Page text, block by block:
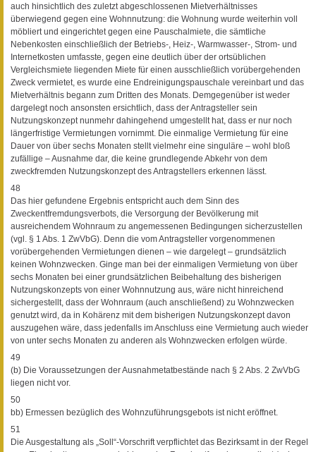
auch hinsichtlich des zuletzt abgeschlossenen Mietverhältnisses
überwiegend gegen eine Wohnnutzung: die Wohnung wurde weiterhin voll
möbliert und eingerichtet gegen eine Pauschalmiete, die sämtliche
Nebenkosten einschließlich der Betriebs-, Heiz-, Warmwasser-, Strom- und
Internetkosten umfasste, gegen eine deutlich über der ortsüblichen
Vergleichsmiete liegenden Miete für einen ausschließlich vorübergehenden
Zweck vermietet, es wurde eine Endreinigungspauschale vereinbart und das
Mietverhältnis begann zum Dritten des Monats. Demgegenüber ist weder
dargelegt noch ansonsten ersichtlich, dass der Antragsteller sein
Nutzungskonzept nunmehr dahingehend umgestellt hat, dass er nur noch
längerfristige Vermietungen vornimmt. Die einmalige Vermietung für eine
Dauer von über sechs Monaten stellt vielmehr eine singuläre – wohl bloß
zufällige – Ausnahme dar, die keine grundlegende Abkehr von dem
zweckfremden Nutzungskonzept des Antragstellers erkennen lässt.
48
Das hier gefundene Ergebnis entspricht auch dem Sinn des
Zweckentfremdungsverbots, die Versorgung der Bevölkerung mit
ausreichendem Wohnraum zu angemessenen Bedingungen sicherzustellen
(vgl. § 1 Abs. 1 ZwVbG). Denn die vom Antragsteller vorgenommenen
vorübergehenden Vermietungen dienen – wie dargelegt – grundsätzlich
keinen Wohnzwecken. Ginge man bei der einmaligen Vermietung von über
sechs Monaten bei einer grundsätzlichen Beibehaltung des bisherigen
Nutzungskonzepts von einer Wohnnutzung aus, wäre nicht hinreichend
sichergestellt, dass der Wohnraum (auch anschließend) zu Wohnzwecken
genutzt wird, da in Kohärenz mit dem bisherigen Nutzungskonzept davon
auszugehen wäre, dass jedenfalls im Anschluss eine Vermietung auch wieder
von unter sechs Monaten zu anderen als Wohnzwecken erfolgen würde.
49
(b) Die Voraussetzungen der Ausnahmetatbestände nach § 2 Abs. 2 ZwVbG
liegen nicht vor.
50
bb) Ermessen bezüglich des Wohnzuführungsgebots ist nicht eröffnet.
51
Die Ausgestaltung als „Soll“-Vorschrift verpflichtet das Bezirksamt in der Regel